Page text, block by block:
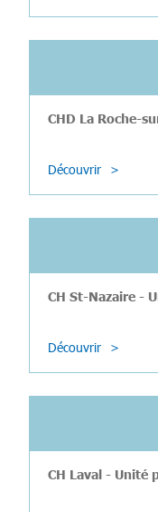
CHD La Roche-
Découvrir
CH St-Nazaire -
Découvrir
CH Laval - Unité